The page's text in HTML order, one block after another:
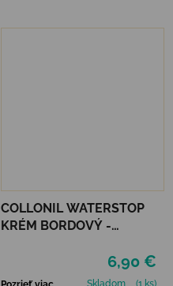
COLLONIL WATERSTOP
KRÉM BORDOVÝ -
6,90 €
Skladom (1 ks)